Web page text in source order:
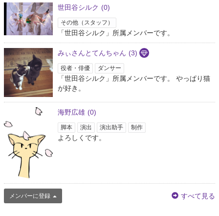
世田谷シルク (0)
その他（スタッフ）
「世田谷シルク」所属メンバーです。
みぃさんとてんちゃん (3)
役者・俳優 ダンサー
「世田谷シルク」所属メンバーです。 やっぱり猫
が好き。
海野広雄 (0)
脚本 演出 演出助手 制作
よろしくです。
メンバーに登録 すべて見る